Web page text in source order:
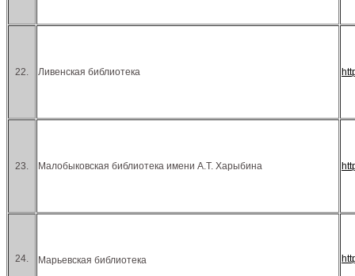
22. Ливенская библиотека
23. Малобыковская библиотека имени А.Т. Харыбина
24. Марьевская библиотека